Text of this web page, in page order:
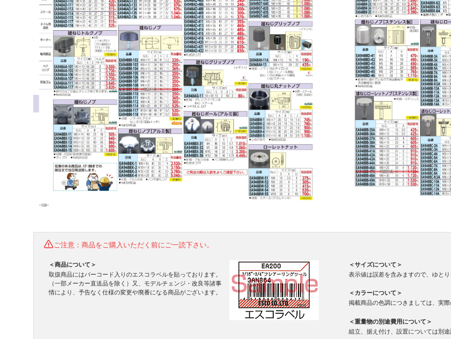
ご注意：商品をご購入いただく前にご一読下さい。
＜商品について＞
取扱商品にはバーコード入りのエスコラベルを貼っております。
（一部メーカー直送品を除く）又、モデルチェンジ・改良等諸事
情により、予告なく仕様の変更や廃番になる商品がございます。
＜サイズについて＞
表示値は誤差を含みますので、ゆと
＜カラーについて＞
掲載商品の色調につきましては、実
＜重量物の別途費用について＞
組立、据え付け、設置については別